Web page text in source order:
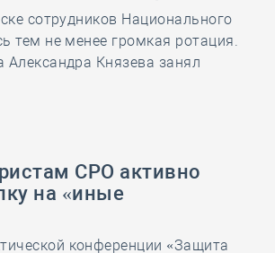
28 мая-День пограничника
сотрудников Национального
тем не менее громкая ротация.
Александра Князева занял
СРО активно
на «иные
конференции «Защита